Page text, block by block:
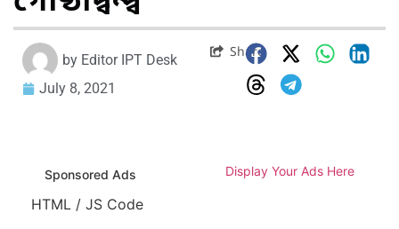
by Editor IPT Desk
July 8, 2021
Share
Sponsored Ads Display Your Ads Here
HTML / JS Code